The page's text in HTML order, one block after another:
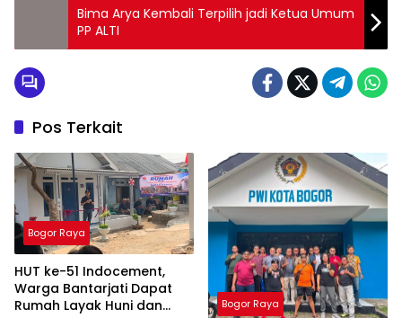
Bima Arya Kembali Terpilih jadi Ketua Umum
PP ALTI
Pos Terkait
Bogor Raya
HUT ke-51 Indocement,
Warga Bantarjati Dapat
Rumah Layak Huni dan
Bogor Raya